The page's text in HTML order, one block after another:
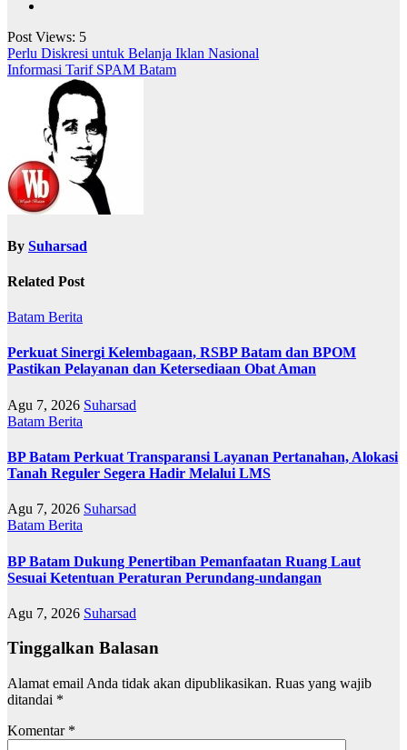
Post Views: 5
Navigasi
pos
Perlu Diskresi untuk Belanja Iklan Nasional
Informasi Tarif SPAM Batam
By Suharsad
Related Post
Batam Berita
Perkuat Sinergi Kelembagaan, RSBP Batam dan BPOM
Pastikan Pelayanan dan Ketersediaan Obat Aman
Agu 7, 2026 Suharsad
Batam Berita
BP Batam Perkuat Transparansi Layanan Pertanahan, Alokasi
Tanah Reguler Segera Hadir Melalui LMS
Agu 7, 2026 Suharsad
Batam Berita
BP Batam Dukung Penertiban Pemanfaatan Ruang Laut
Sesuai Ketentuan Peraturan Perundang-undangan
Agu 7, 2026 Suharsad
Tinggalkan Balasan
Alamat email Anda tidak akan dipublikasikan. Ruas yang wajib
ditandai *
Komentar *